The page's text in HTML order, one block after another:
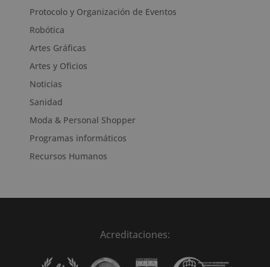
Protocolo y Organización de Eventos
Robótica
Artes Gráficas
Artes y Oficios
Noticias
Sanidad
Moda & Personal Shopper
Programas informáticos
Recursos Humanos
Acreditaciones: